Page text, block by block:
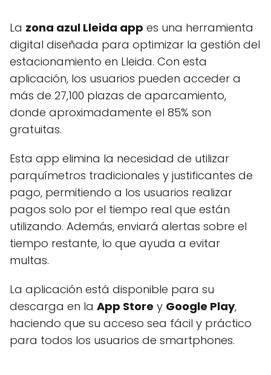
La zona azul Lleida app es una herramienta
digital diseñada para optimizar la gestión del
estacionamiento en Lleida. Con esta
aplicación, los usuarios pueden acceder a
más de 27,100 plazas de aparcamiento,
donde aproximadamente el 85% son
gratuitas.
Esta app elimina la necesidad de utilizar
parquímetros tradicionales y justificantes de
pago, permitiendo a los usuarios realizar
pagos solo por el tiempo real que están
utilizando. Además, enviará alertas sobre el
tiempo restante, lo que ayuda a evitar
multas.
La aplicación está disponible para su
descarga en la App Store y Google Play,
haciendo que su acceso sea fácil y práctico
para todos los usuarios de smartphones.